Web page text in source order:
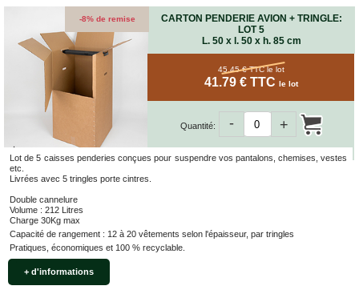
CARTON PENDERIE AVION + TRINGLE:
LOT 5
L. 50 x l. 50 x h. 85 cm
Lot de 5 caisses penderies conçues pour suspendre vos pantalons, chemises, vestes
etc.
Livrées avec 5 tringles porte cintres.
Double cannelure
Volume : 212 Litres
Charge 30Kg max
Capacité de rangement : 12 à 20 vêtements selon l'épaisseur, par tringles
Pratiques, économiques et 100 % recyclable.
+ d'informations
45.45 € TTCle lot
41.79 € TTC le lot
-8% de remise
Quantité: +
-